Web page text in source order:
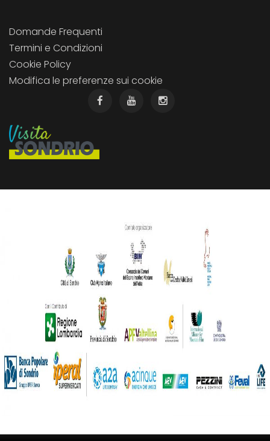
Domande Frequenti
Termini e Condizioni
Cookie Policy
Modifica le preferenze sui cookie